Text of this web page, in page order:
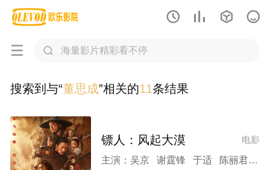
   
 
搜索到与“董思成”相关的11条结果
电影
镖人：风起大漠
主演： 吴京 谢霆锋 于适 陈丽君 孙艺洲 此沙 李云霄 梁家辉 张晋 惠英红 张译 李连杰 刘耀文 熊瑾怡 莒谦朗 白那日苏 梁壁荧 文俊辉 董思成 林秋楠 景瓷 张艺泷 李嘉辉 寇占文 代乐乐 释彦能 徐向东 淳于珊珊 孟鹤堂 于荣光 陈少熙 赵箭 袁和平